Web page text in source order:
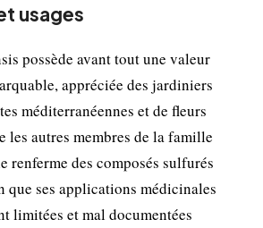
usages
possède avant tout une valeur
appréciée des jardiniers
méditerranéennes et de fleurs
les autres membres de la famille
renferme des composés sulfurés
que ses applications médicinales
limitées et mal documentées